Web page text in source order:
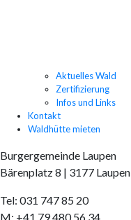
Aktuelles Wald
Zertifizierung
Infos und Links
Kontakt
Waldhütte mieten
Burgergemeinde Laupen
Bärenplatz 8 | 3177 Laupen
Tel: 031 747 85 20
M: +41 79 480 56 34